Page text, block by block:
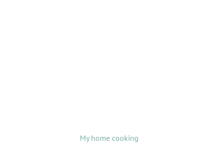
My home cooking